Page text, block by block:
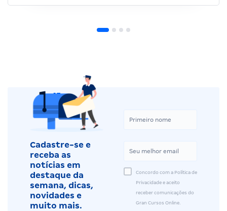
Cadastre-se e
receba as
notícias em
destaque da
semana, dicas,
novidades e
muito mais.
Concordo com a Política de
Privacidade e aceito
receber comunicações do
Gran Cursos Online.